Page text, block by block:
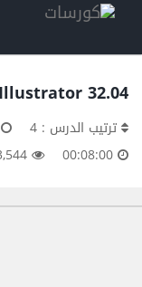
32.04 Mount Peak - Illustrator تعلم
ترتيب الدرس : 4